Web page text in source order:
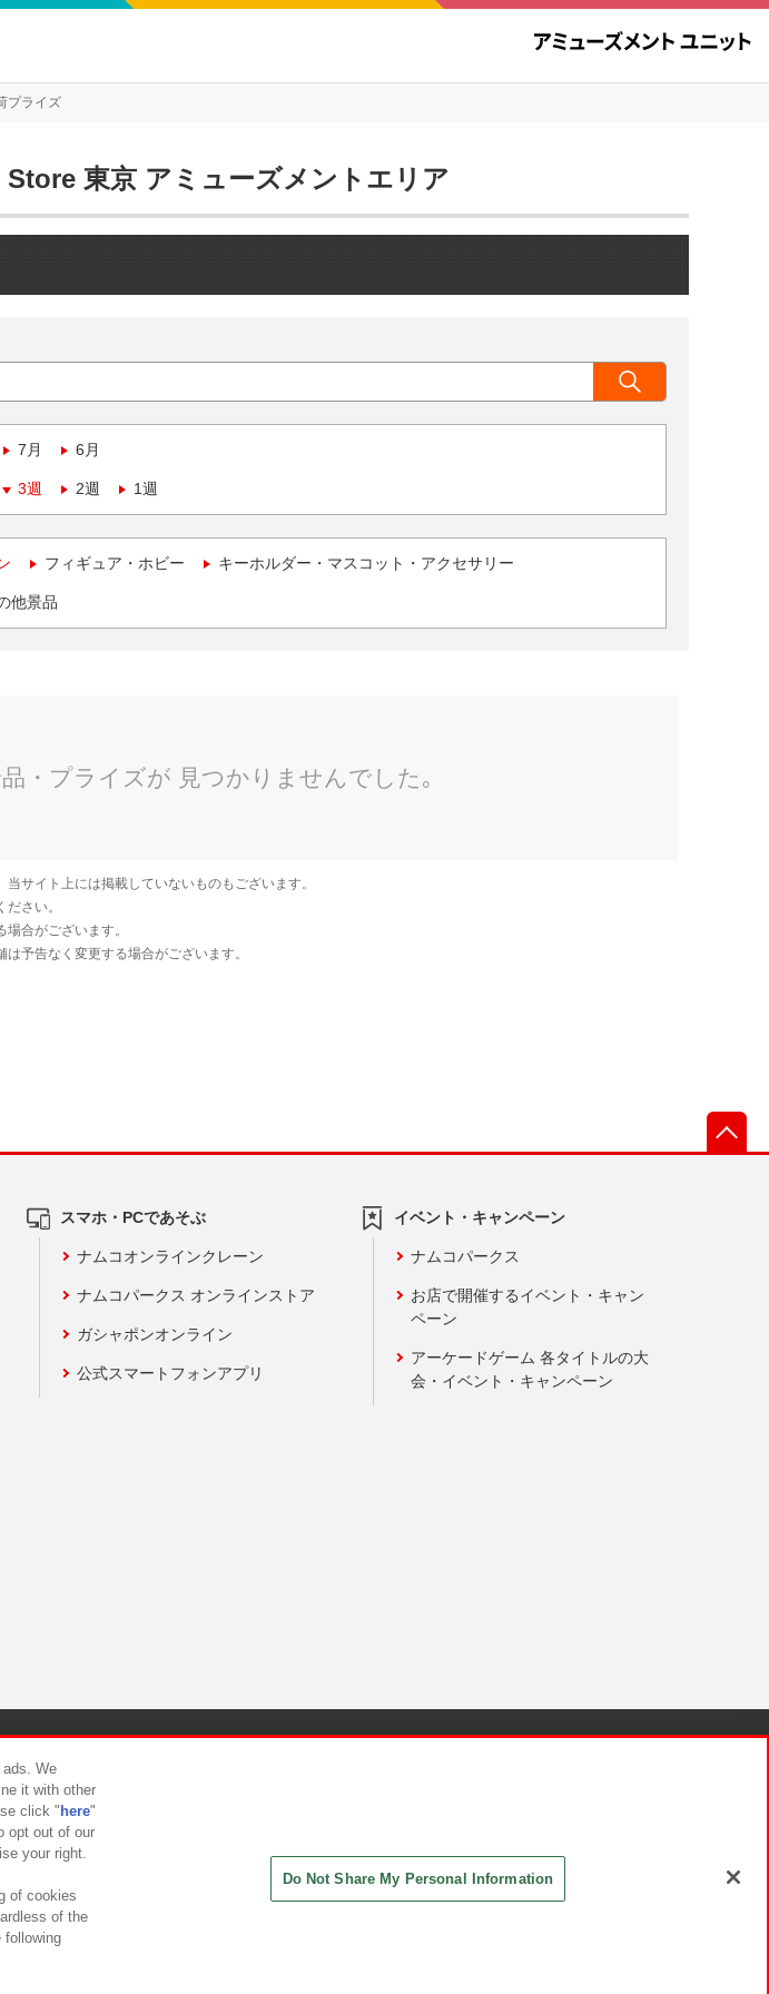
プライズ
東京 アミューズメントエリア
7月 6月
3週 2週 1週
フィギュア・ホビー キーホルダー・マスコット・アクセサリー
他景品
スマホ・PCであそぶ
ナムコオンラインクレーン
ナムコパークス オンラインストア
ガシャポンオンライン
公式スマートフォンアプリ
イベント・キャンペーン
ナムコパークス
お店で開催するイベント・キャン
ペーン
アーケードゲーム 各タイトルの大
会・イベント・キャンペーン
ント対応方針
We
it with other
click " here"
opt out of our
your right.
of cookies
of the
following
Do Not Share My Personal Information